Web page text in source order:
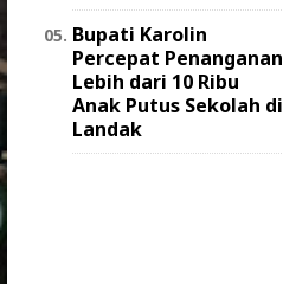
Bupati Karolin
Percepat Penanganan
Lebih dari 10 Ribu
Anak Putus Sekolah di
Landak